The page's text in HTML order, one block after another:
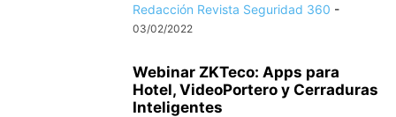
Redacción Revista Seguridad 360 -
03/02/2022
Webinar ZKTeco: Apps para
Hotel, VideoPortero y Cerraduras
Inteligentes